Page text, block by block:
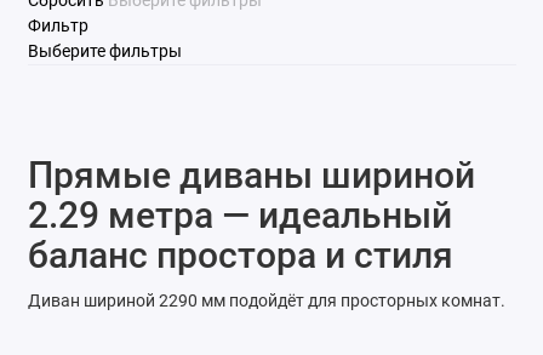
Фильтр
Выберите фильтры
Прямые диваны шириной
2.29 метра — идеальный
баланс простора и стиля
Диван шириной 2290 мм подойдёт для просторных комнат.